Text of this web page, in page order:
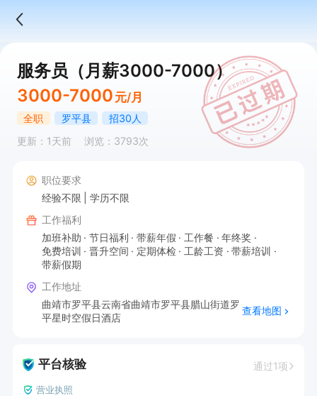
服务员（月薪3000-7000）
3000-7000 元/月
全职 罗平县
招30人
更新：1天前
浏览：3793次
职位要求
经验不限
学历不限
工作福利
加班补助
节日福利 带薪年假 工作餐
年终奖
免费培训
晋升空间 定期体检 工龄工资
带薪培训
带薪假期
工作地址
曲靖市罗平县云南省曲靖市罗平县腊山街道罗
平星时空假日酒店
查看地图
平台核验 通过1项
营业执照